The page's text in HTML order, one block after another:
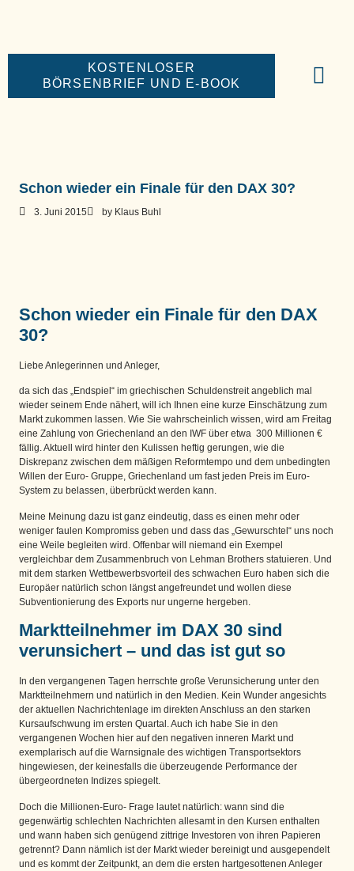
KOSTENLOSER
BÖRSENBRIEF UND E-BOOK
Schon wieder ein Finale für den DAX 30?
3. Juni 2015 by Klaus Buhl
Schon wieder ein Finale für den DAX
30?
Liebe Anlegerinnen und Anleger,
da sich das „Endspiel“ im griechischen Schuldenstreit angeblich mal
wieder seinem Ende nähert, will ich Ihnen eine kurze Einschätzung zum
Markt zukommen lassen. Wie Sie wahrscheinlich wissen, wird am Freitag
eine Zahlung von Griechenland an den IWF über etwa 300 Millionen €
fällig. Aktuell wird hinter den Kulissen heftig gerungen, wie die
Diskrepanz zwischen dem mäßigen Reformtempo und dem unbedingten
Willen der Euro- Gruppe, Griechenland um fast jeden Preis im Euro-
System zu belassen, überbrückt werden kann.
Meine Meinung dazu ist ganz eindeutig, dass es einen mehr oder
weniger faulen Kompromiss geben und dass das „Gewurschtel“ uns noch
eine Weile begleiten wird. Offenbar will niemand ein Exempel
vergleichbar dem Zusammenbruch von Lehman Brothers statuieren. Und
mit dem starken Wettbewerbsvorteil des schwachen Euro haben sich die
Europäer natürlich schon längst angefreundet und wollen diese
Subventionierung des Exports nur ungerne hergeben.
Marktteilnehmer im DAX 30 sind
verunsichert – und das ist gut so
In den vergangenen Tagen herrschte große Verunsicherung unter den
Marktteilnehmern und natürlich in den Medien. Kein Wunder angesichts
der aktuellen Nachrichtenlage im direkten Anschluss an den starken
Kursaufschwung im ersten Quartal. Auch ich habe Sie in den
vergangenen Wochen hier auf den negativen inneren Markt und
exemplarisch auf die Warnsignale des wichtigen Transportsektors
hingewiesen, der keinesfalls die überzeugende Performance der
übergeordneten Indizes spiegelt.
Doch die Millionen-Euro- Frage lautet natürlich: wann sind die
gegenwärtig schlechten Nachrichten allesamt in den Kursen enthalten
und wann haben sich genügend zittrige Investoren von ihren Papieren
getrennt? Dann nämlich ist der Markt wieder bereinigt und ausgependelt
und es kommt der Zeitpunkt, an dem die ersten hartgesottenen Anleger